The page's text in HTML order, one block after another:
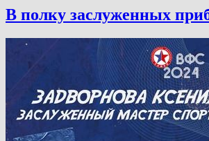
В полку заслуженных